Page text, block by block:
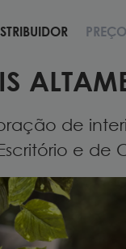
de
e de